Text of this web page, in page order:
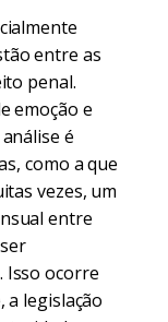
entre as
penal.
emoção e
é
como a que
vezes, um
entre
Isso ocorre
a legislação